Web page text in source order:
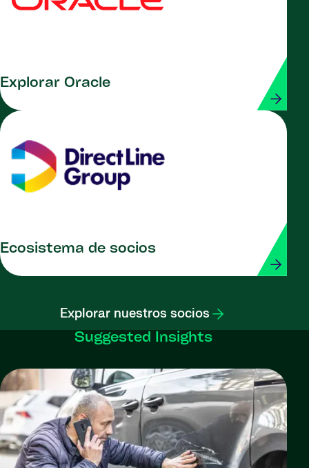
Explorar Oracle
Ecosistema de socios
Explorar nuestros socios
Suggested Insights